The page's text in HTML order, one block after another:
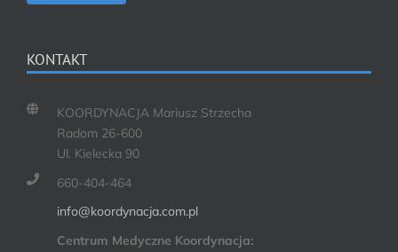
KONTAKT
KOORDYNACJA Mariusz Strzecha
Radom 26-600
Ul. Kielecka 90
660-404-464
info@koordynacja.com.pl
Centrum Medyczne Koordynacja: